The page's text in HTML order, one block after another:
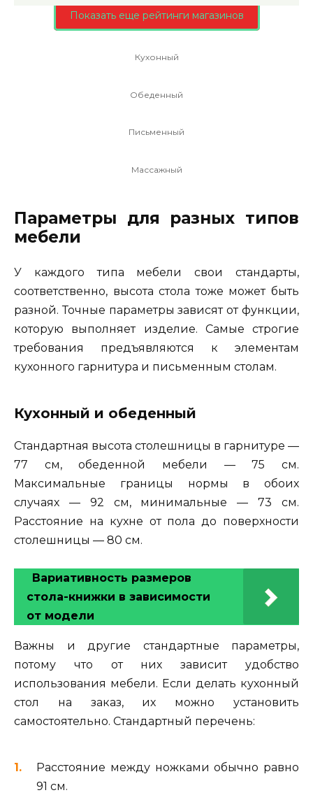
Показать еще рейтинги магазинов
Кухонный
Обеденный
Письменный
Массажный
Параметры для разных типов
мебели
У каждого типа мебели свои стандарты,
соответственно, высота стола тоже может быть
разной. Точные параметры зависят от функции,
которую выполняет изделие. Самые строгие
требования предъявляются к элементам
кухонного гарнитура и письменным столам.
Кухонный и обеденный
Стандартная высота столешницы в гарнитуре —
77 см, обеденной мебели — 75 см.
Максимальные границы нормы в обоих
случаях — 92 см, минимальные — 73 см.
Расстояние на кухне от пола до поверхности
столешницы — 80 см.
Вариативность размеров
стола-книжки в зависимости
от модели
Важны и другие стандартные параметры,
потому что от них зависит удобство
использования мебели. Если делать кухонный
стол на заказ, их можно установить
самостоятельно. Стандартный перечень:
Расстояние между ножками обычно равно
91 см.